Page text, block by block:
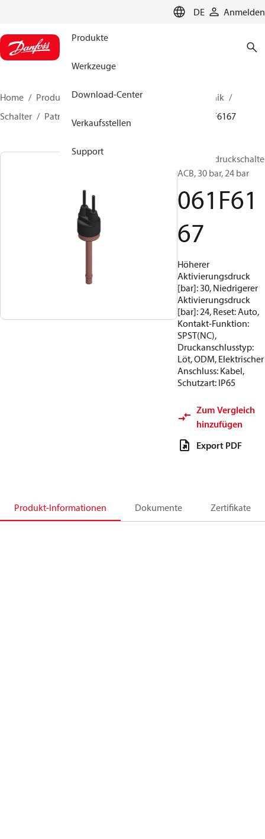
DE Anmelden
Produkte
Werkzeuge
Download-Center
Verkaufsstellen
Support
Home Produkte
Lösung für Kälte- und Klimatechnik
Schalter
Patronendruckschalter 061F6167
ACB, 30 bar, 24 bar
061F61
67
Höherer
Aktivierungsdruck
[bar]: 30, Niedrigerer
Aktivierungsdruck
[bar]: 24, Reset: Auto,
Kontakt-Funktion:
SPST(NC),
Druckanschlusstyp:
Löt, ODM, Elektrischer
Anschluss: Kabel,
Schutzart: IP65
Zum Vergleich
hinzufügen
Export PDF
Produkt-Informationen Dokumente Zertifikate